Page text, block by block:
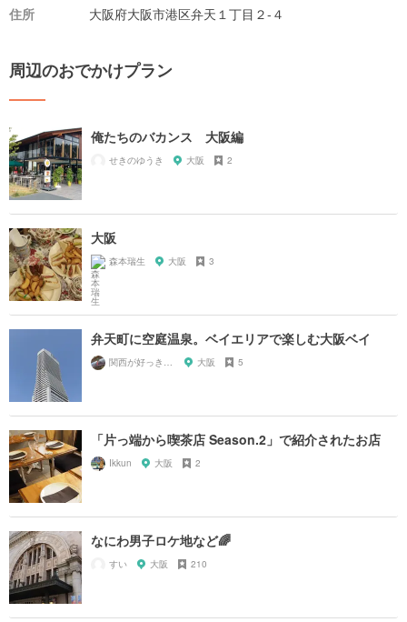
住所 大阪府大阪市港区弁天１丁目２-４
周辺のおでかけプラン
俺たちのバカンス 大阪編
せきのゆうき 大阪 2
大阪
森本瑞生 大阪 3
弁天町に空庭温泉。ベイエリアで楽しむ大阪ベイ
大阪 5
「片っ端から喫茶店 Season.2」で紹介されたお店
Ikkun 大阪 2
なにわ男子ロケ地など🌈
すい 大阪 210